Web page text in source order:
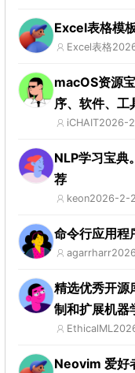
Excel表格模
Excel表格
macOS资源
序、软件、工
iCHAIT2026-
NLP学习宝典
荐
keon2026-2-
命令行应用程
agarrharr
精选优秀开源
制和扩展机器
EthicalML
Neovim 爱好